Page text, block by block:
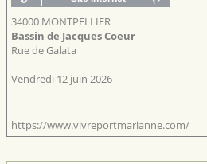
34000 MONTPELLIER
Bassin de Jacques Coeur
Rue de Galata
Vendredi 12 juin 2026
https://www.vivreportmarianne.com/